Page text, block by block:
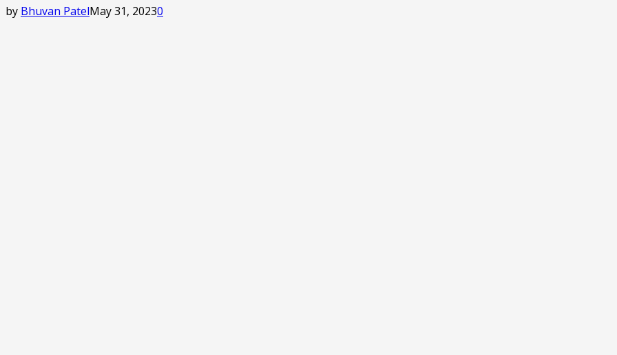
by Bhuvan PatelMay 31, 20230